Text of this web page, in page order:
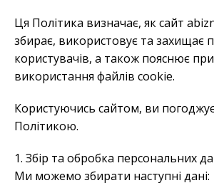
Ця Політика визначає, як сайт
збирає, використовує та захищає
користувачів, а також пояснює
використання файлів cookie.
Користуючись сайтом, ви
Політикою.
1. Збір та обробка персональних
Ми можемо збирати наступні дані: